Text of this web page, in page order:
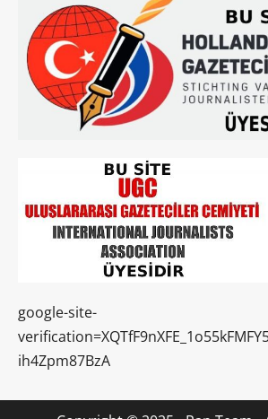
google-site-
ih4Zpm87BzA